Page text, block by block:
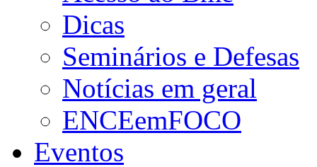
Dicas
Seminários e Defesas
Notícias em geral
ENCEemFOCO
Eventos